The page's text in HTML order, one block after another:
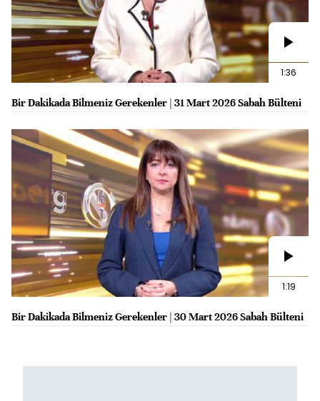
1:36
Bir Dakikada Bilmeniz Gerekenler | 31 Mart 2026 Sabah Bülteni
1:19
Bir Dakikada Bilmeniz Gerekenler | 30 Mart 2026 Sabah Bülteni